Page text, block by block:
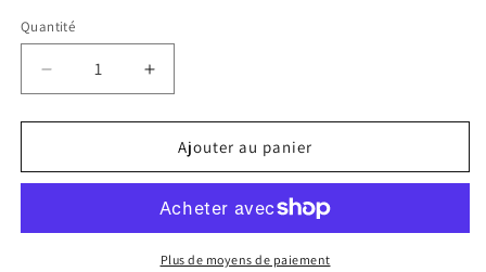
Quantité
Quantité
Réduire
la
quantité
Anneau
10
Augmenter
la
quantité
Anneau
titane
10
mm
Ajouter au panier
Plus de moyens de paiement